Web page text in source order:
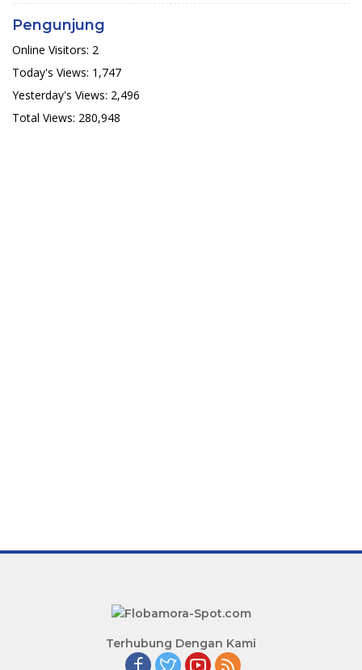
Pengunjung
Online Visitors: 2
Today's Views: 1,747
Yesterday's Views: 2,496
Total Views: 280,948
Terhubung Dengan Kami